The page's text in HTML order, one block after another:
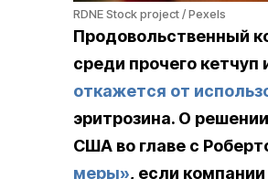
RDNE Stock project / Pexels
Продовольственный
среди прочего
откажется от
эритрозина. О
США во главе с
меры», если